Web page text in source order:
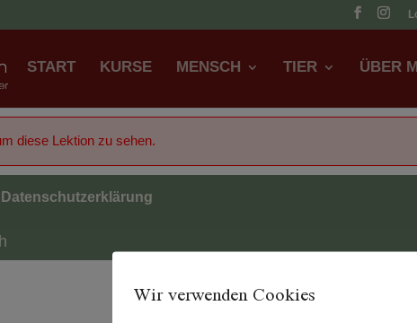
START KURSE MENSCH TIER ÜBER
diese Lektion zu sehen.
Datenschutzerklärung
Wir verwenden Cookies